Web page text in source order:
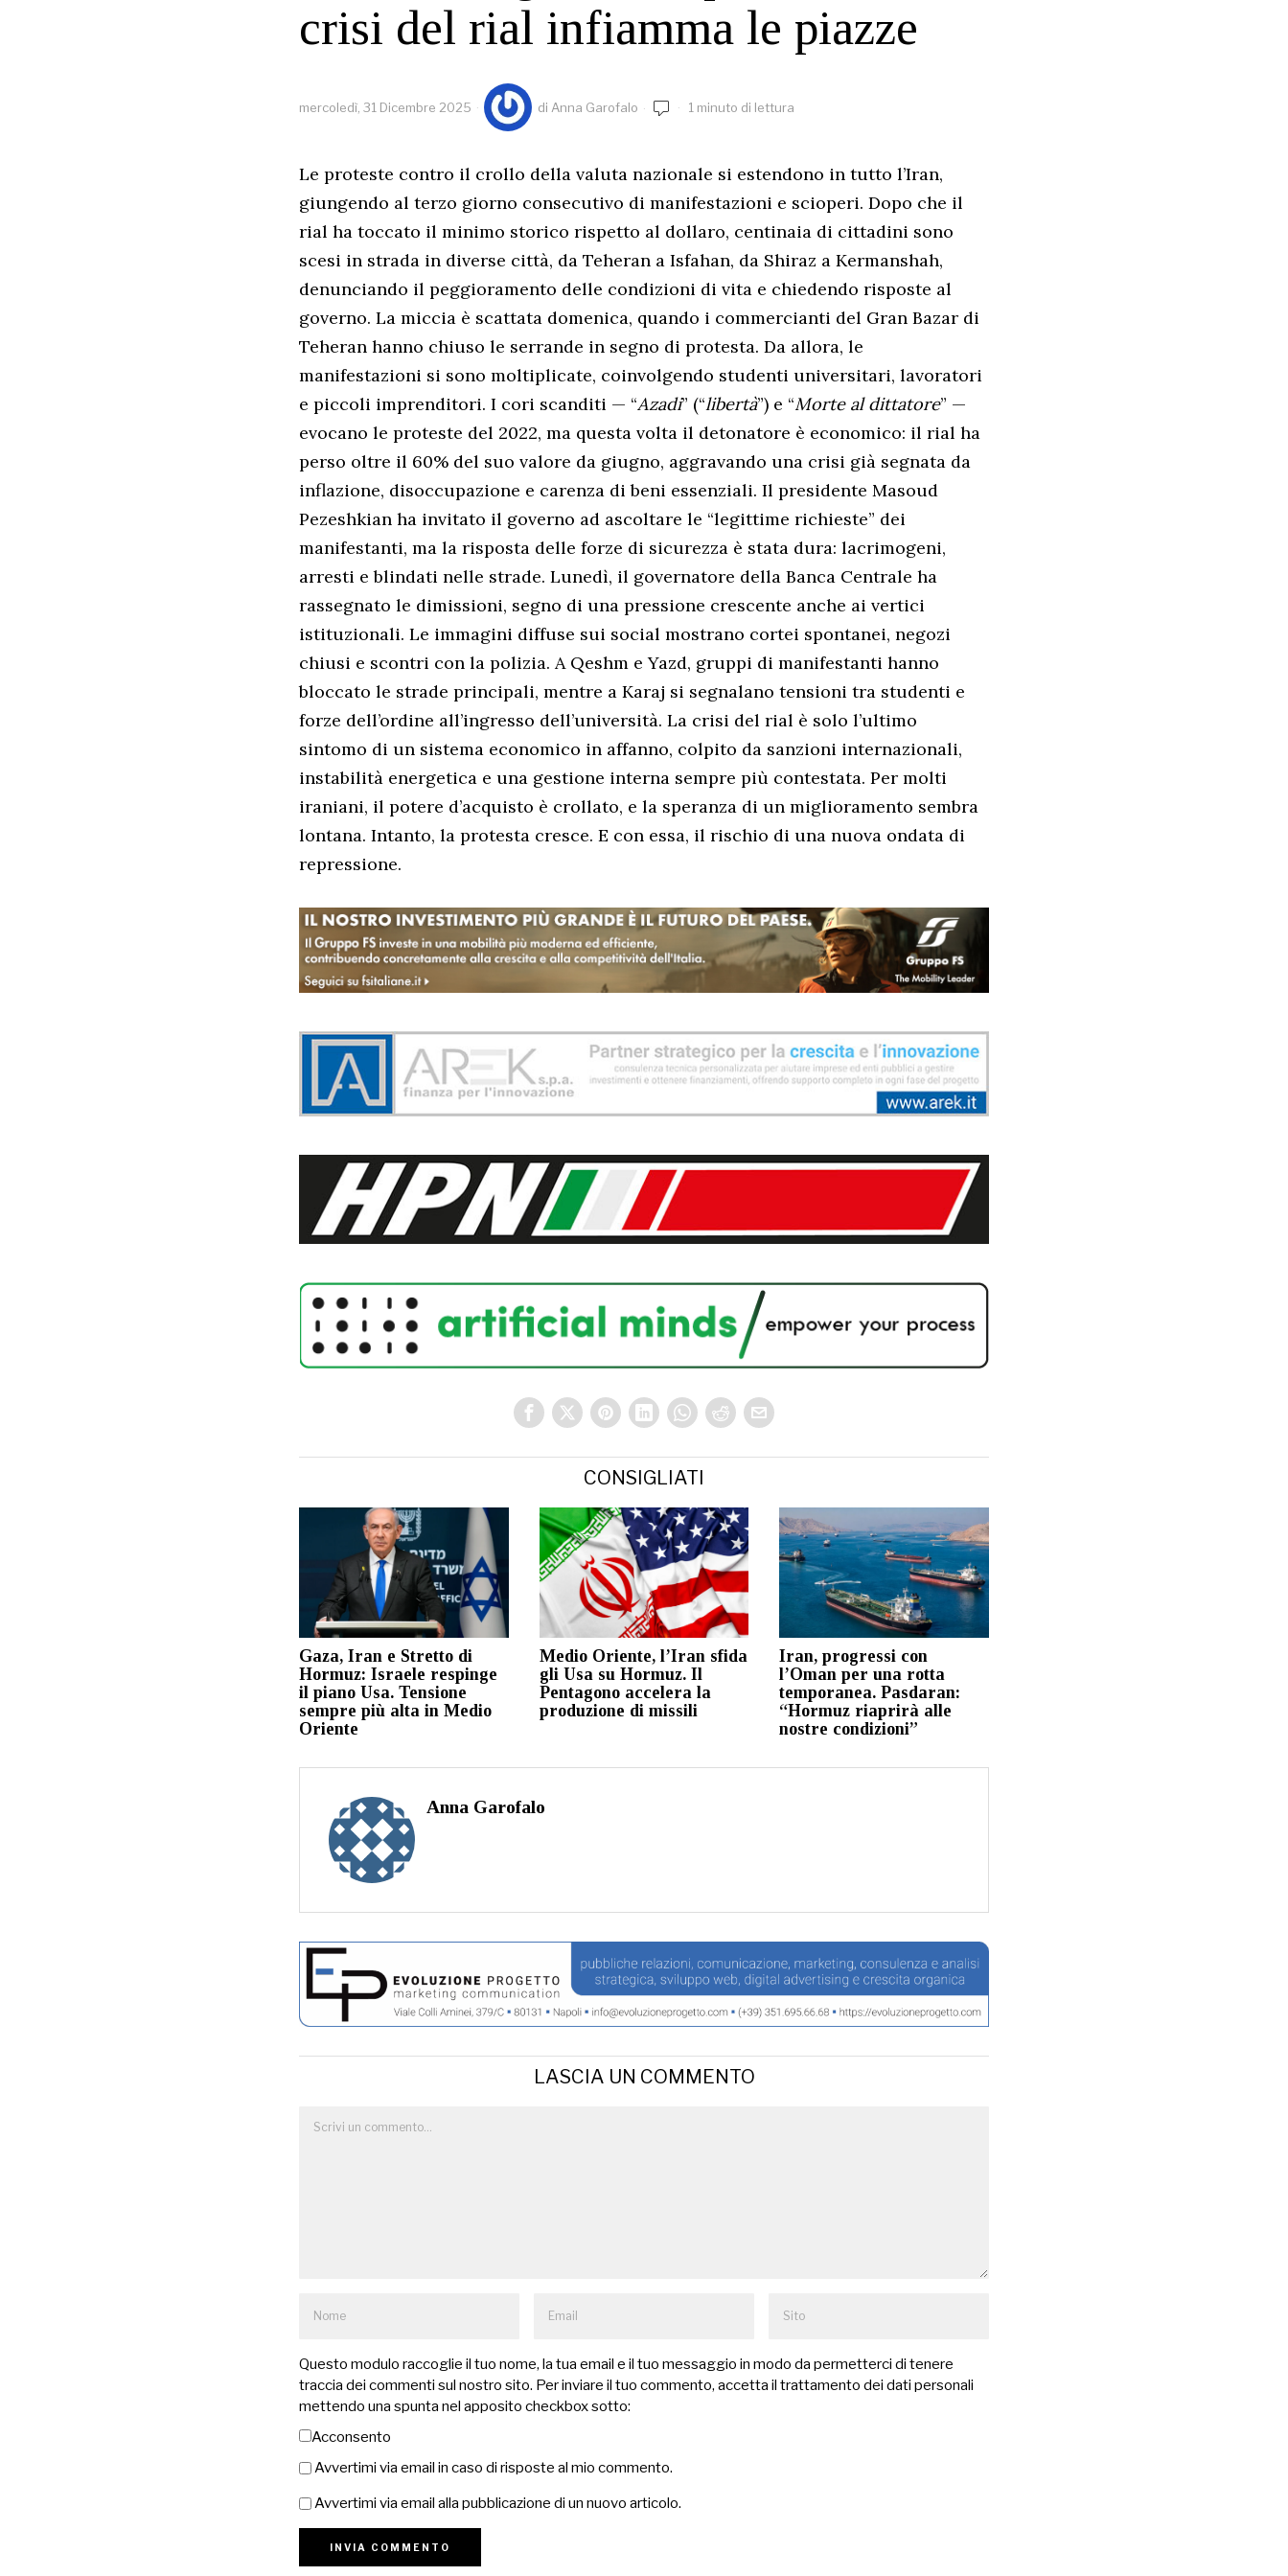
crisi del rial infiamma le piazze
mercoledì, 31 Dicembre 2025 di Anna Garofalo 1 minuto di lettura
Le proteste contro il crollo della valuta nazionale si estendono in tutto l’Iran,
giungendo al terzo giorno consecutivo di manifestazioni e scioperi. Dopo che il
rial ha toccato il minimo storico rispetto al dollaro, centinaia di cittadini sono
scesi in strada in diverse città, da Teheran a Isfahan, da Shiraz a Kermanshah,
denunciando il peggioramento delle condizioni di vita e chiedendo risposte al
governo. La miccia è scattata domenica, quando i commercianti del Gran Bazar di
Teheran hanno chiuso le serrande in segno di protesta. Da allora, le
manifestazioni si sono moltiplicate, coinvolgendo studenti universitari, lavoratori
e piccoli imprenditori. I cori scanditi — “Azadi” (“libertà”) e “Morte al dittatore” —
evocano le proteste del 2022, ma questa volta il detonatore è economico: il rial ha
perso oltre il 60% del suo valore da giugno, aggravando una crisi già segnata da
inflazione, disoccupazione e carenza di beni essenziali. Il presidente Masoud
Pezeshkian ha invitato il governo ad ascoltare le “legittime richieste” dei
manifestanti, ma la risposta delle forze di sicurezza è stata dura: lacrimogeni,
arresti e blindati nelle strade. Lunedì, il governatore della Banca Centrale ha
rassegnato le dimissioni, segno di una pressione crescente anche ai vertici
istituzionali. Le immagini diffuse sui social mostrano cortei spontanei, negozi
chiusi e scontri con la polizia. A Qeshm e Yazd, gruppi di manifestanti hanno
bloccato le strade principali, mentre a Karaj si segnalano tensioni tra studenti e
forze dell’ordine all’ingresso dell’università. La crisi del rial è solo l’ultimo
sintomo di un sistema economico in affanno, colpito da sanzioni internazionali,
instabilità energetica e una gestione interna sempre più contestata. Per molti
iraniani, il potere d’acquisto è crollato, e la speranza di un miglioramento sembra
lontana. Intanto, la protesta cresce. E con essa, il rischio di una nuova ondata di
repressione.
CONSIGLIATI
Gaza, Iran e Stretto di
Hormuz: Israele respinge
il piano Usa. Tensione
sempre più alta in Medio
Oriente
Medio Oriente, l’Iran sfida
gli Usa su Hormuz. Il
Pentagono accelera la
produzione di missili
Iran, progressi con
l’Oman per una rotta
temporanea. Pasdaran:
“Hormuz riaprirà alle
nostre condizioni”
Anna Garofalo
LASCIA UN COMMENTO
Questo modulo raccoglie il tuo nome, la tua email e il tuo messaggio in modo da permetterci di tenere
traccia dei commenti sul nostro sito. Per inviare il tuo commento, accetta il trattamento dei dati personali
mettendo una spunta nel apposito checkbox sotto:
Acconsento
Avvertimi via email in caso di risposte al mio commento.
Avvertimi via email alla pubblicazione di un nuovo articolo.